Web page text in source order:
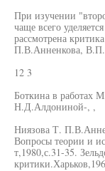
При изучении
чаще всего
рассмотрена
П.В.Анненкова, В.П.
12 3
Боткина в работах
Н.Д.Алдониной-, ,
Ниязова Т.
Вопросы теории и
т,1980,с.31-35.